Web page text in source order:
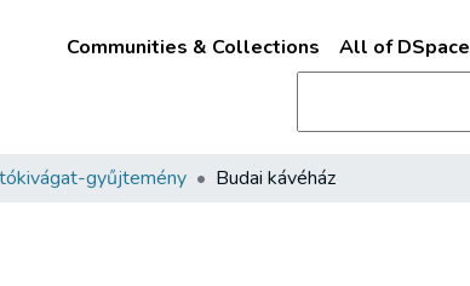
Communities & Collections All of DSpace
gyűjtemény Budai kávéház